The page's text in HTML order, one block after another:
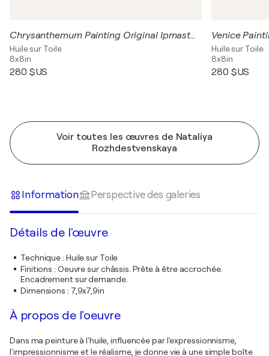
Chrysanthemum Painting Original Ipmasto Oil Artwork 20/20 Flowers Painting Bouquet in Vase Bright Bouquet of Flowers Wall Art
Huile sur Toile
8x8in
280 $US
Huile sur Toile
8x8in
280 $US
Voir toutes les œuvres de Nataliya
Rozhdestvenskaya
Information Perspective des galeries
Détails de l'œuvre
Technique: Huile sur Toile
Finitions : Oeuvre sur châssis. Prête à être accrochée.
Encadrement sur demande.
Dimensions : 7,9x7,9in
À propos de l'oeuvre
Dans ma peinture à l'huile, influencée par l'expressionnisme,
l'impressionnisme et le réalisme, je donne vie à une simple boîte